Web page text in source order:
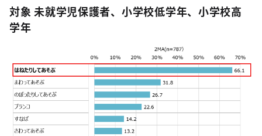
対象 未就学児保護者、小学校低学年、小学校高
学年